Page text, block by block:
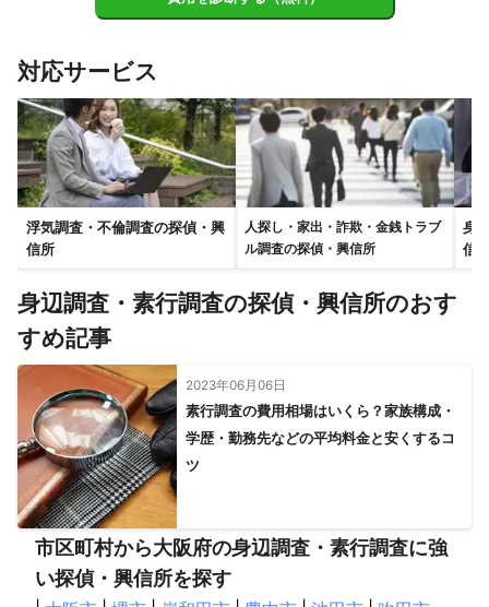
対応サービス
浮気調査・不倫調査の探偵・興
信所
人探し・家出・詐欺・金銭トラブ
ル調査の探偵・興信所
身
信
身辺調査・素行調査の探偵・興信所のおす
すめ記事
2023年06月06日
素行調査の費用相場はいくら？家族構成・
学歴・勤務先などの平均料金と安くするコ
ツ
市区町村から大阪府の身辺調査・素行調査に強
い探偵・興信所を探す